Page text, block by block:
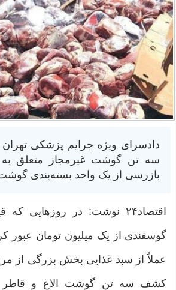
دادسرای ویژه جرایم پزشکی
سه تن گوشت غیرمجاز متعلق به
بازرسی از یک واحد بسته‌بندی
اقتصاد۲۴ نوشت: در روز‌هایی
گوسفندی از یک میلیون تومان عبور
عملاً از سبد غذایی بخش بزرگی از
کشف سه تن گوشت الاغ و قاطر